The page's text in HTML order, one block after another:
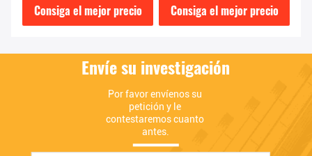
Consiga el mejor precio Consiga el mejor precio
Envíe su investigación
Por favor envíenos su
petición y le
contestaremos cuanto
antes.